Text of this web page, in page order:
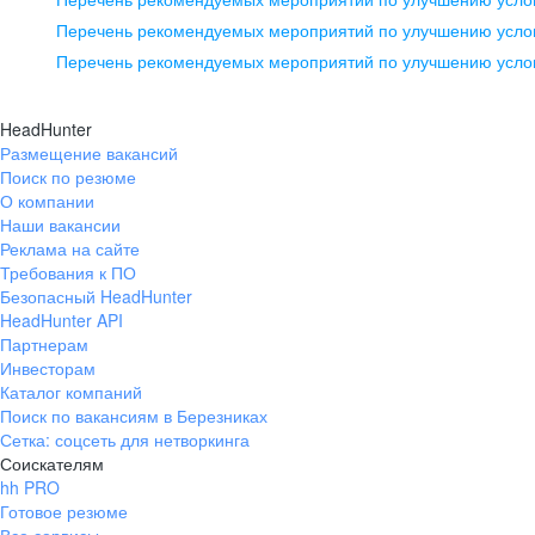
pr@ural.hh.ru
помещение 21
+7 383 207-94-64
pr@nsk.hh.ru
Перечень рекомендуемых мероприятий по улучшению
Перечень рекомендуемых мероприятий по улучшению
HeadHunter
Размещение вакансий
Поиск по резюме
О компании
Наши вакансии
Реклама на сайте
Требования к ПО
Безопасный HeadHunter
HeadHunter API
Партнерам
Инвесторам
Каталог компаний
Поиск по вакансиям в Березниках
Сетка: соцсеть для нетворкинга
Соискателям
hh PRO
Готовое резюме